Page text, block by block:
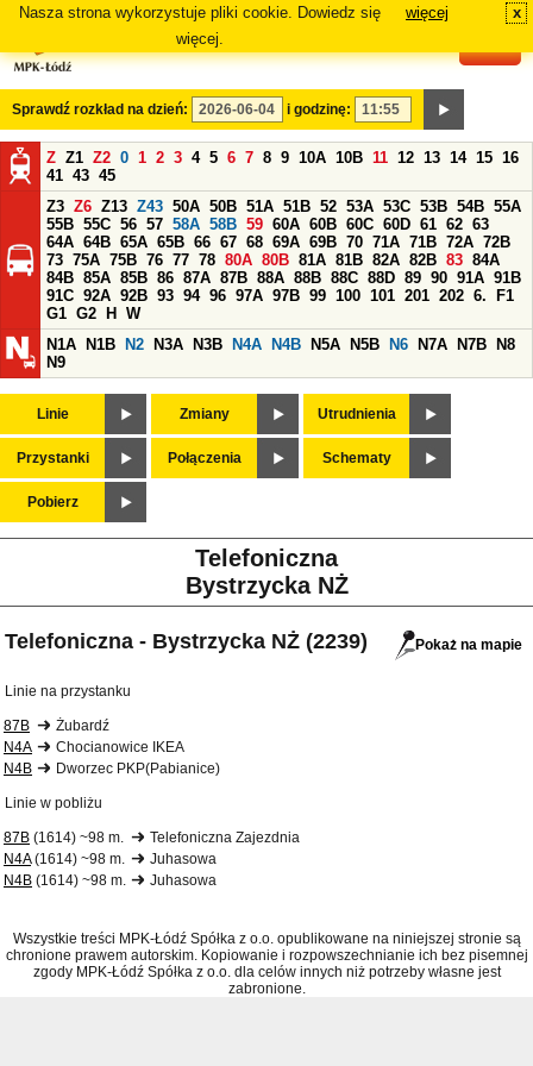
Nasza strona wykorzystuje pliki cookie. Dowiedz się
więcej.
więcej x
Sprawdź rozkład na dzień: i godzinę:
Z Z1 Z2 0 1 2 3 4 5 6 7 8 9 10A 10B 11 12 13 14 15 16
41 43 45
Z3 Z6 Z13 Z43 50A 50B 51A 51B 52 53A 53C 53B 54B 55A
55B 55C 56 57 58A 58B 59 60A 60B 60C 60D 61 62 63
64A 64B 65A 65B 66 67 68 69A 69B 70 71A 71B 72A 72B
73 75A 75B 76 77 78 80A 80B 81A 81B 82A 82B 83 84A
84B 85A 85B 86 87A 87B 88A 88B 88C 88D 89 90 91A 91B
91C 92A 92B 93 94 96 97A 97B 99 100 101 201 202 6.
F1
G1 G2 H
W
N1A
N1B N2 N3A N3B N4A N4B N5A N5B N6 N7A N7B
N8
N9
Linie Zmiany Utrudnienia
Przystanki Połączenia Schematy
Pobierz
Telefoniczna
Bystrzycka NŻ
Telefoniczna - Bystrzycka NŻ (2239) Pokaż na mapie
Linie na przystanku
87B
Żubardź
N4A
Chocianowice IKEA
N4B
Dworzec PKP(Pabianice)
Linie w pobliżu
87B (1614) ~98 m.
Telefoniczna Zajezdnia
N4A(1614) ~98 m.
Juhasowa
N4B (1614) ~98 m. Juhasowa
Wszystkie treści MPK-Łódź Spółka z o.o. opublikowane na niniejszej stronie są
chronione prawem autorskim. Kopiowanie i rozpowszechnianie ich bez pisemnej
zgody MPK-Łódź Spółka z o.o. dla celów innych niż potrzeby własne jest
zabronione.